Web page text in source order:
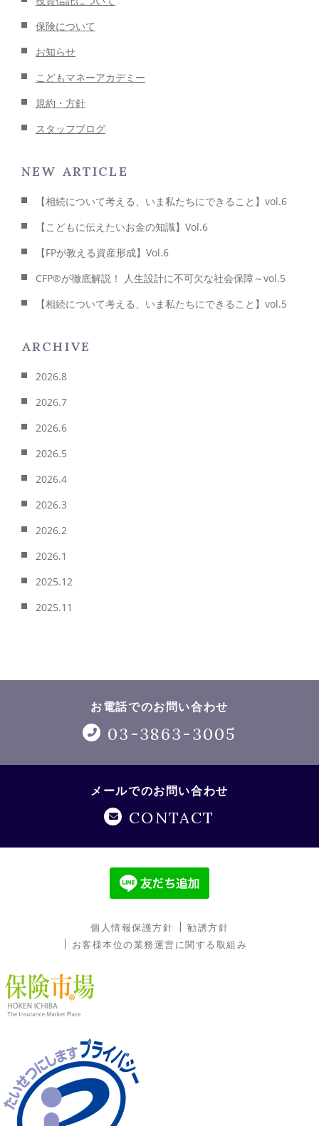
保険について
お知らせ
こどもマネーアカデミー
規約・方針
スタッフブログ
NEW ARTICLE
【相続について考える、いま私たちにできること】vol.6
【こどもに伝えたいお金の知識】Vol.6
【FPが教える資産形成】Vol.6
CFP®が徹底解説！ 人生設計に不可欠な社会保障～vol.5
【相続について考える、いま私たちにできること】vol.5
ARCHIVE
2026.8
2026.7
2026.6
2026.5
2026.4
2026.3
2026.2
2026.1
2025.12
2025.11
お電話でのお問い合わせ
03-3863-3005
メールでのお問い合わせ
CONTACT
個人情報保護方針
勧誘方針
お客様本位の業務運営に関する取組み